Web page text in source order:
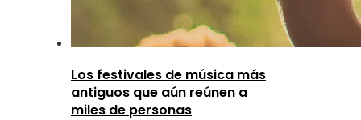
Los festivales de música más
antiguos que aún reúnen a
miles de personas